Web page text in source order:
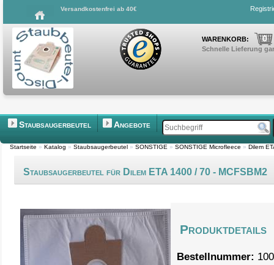
Versandkostenfrei ab 40€
WARENKORB: 0
Schnelle Lieferung
Staubsaugerbeutel Angebote
Startseite » Katalog » Staubsaugerbeutel » SONSTIGE » SONSTIGE Microfleece » Dilem
Staubsaugerbeutel für Dilem ETA 1400 / 70 - MCFSBM2
Produktdetails
Bestellnummer: